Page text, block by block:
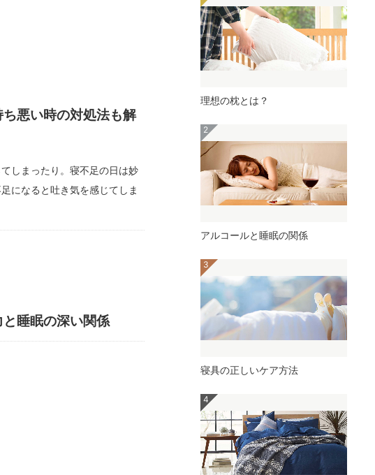
悪い時の対処法も解
しまったり。寝不足の日は妙
になると吐き気を感じてしま
睡眠の深い関係
理想の枕とは？
アルコールと睡眠の関係
寝具の正しいケア方法